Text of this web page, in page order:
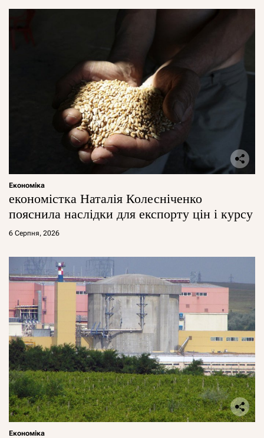
Економіка
економістка Наталія Колесніченко
пояснила наслідки для експорту цін і курсу
6 Серпня, 2026
Економіка